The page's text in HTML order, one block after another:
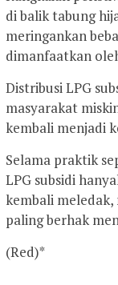
di balik tabung
meringankan
dimanfaatkan
Distribusi LPG
masyarakat
kembali menjadi
Selama praktik
LPG subsidi
kembali meledak,
paling berhak
(Red)*